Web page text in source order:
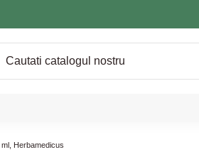
Herbamedicus